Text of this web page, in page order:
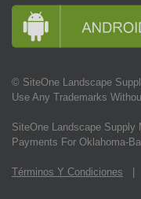
© SiteOne Landscape
Use Any Trademarks
SiteOne Landscape Supply
Payments For Oklahoma-
Términos Y Condiciones